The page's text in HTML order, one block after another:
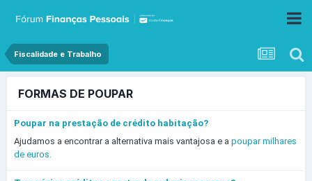
Fiscalidade e Trabalho
FORMAS DE POUPAR
Poupar na prestação de crédito habitação?
Ajudamos a encontrar a alternativa mais vantajosa e a poupar milhares
de euros.